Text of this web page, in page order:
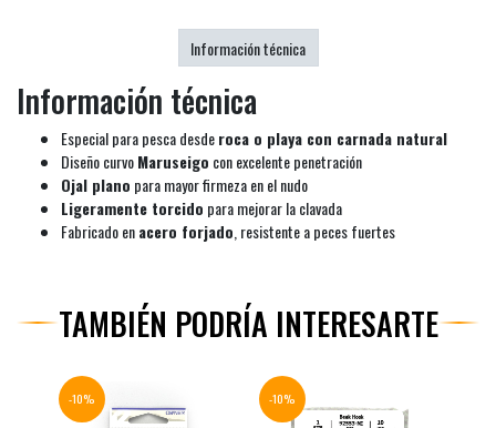
Información técnica
Especial para pesca desderoca o playa con carnada natural
Diseño curvoMaruseigo con excelente penetración
Ojal plano para mayor firmeza en el nudo
Ligeramente torcido para mejorar la clavada
Fabricado enacero forjado , resistente a peces fuertes
Información técnica
TAMBIÉN PODRÍA INTERESARTE
-10% -10%